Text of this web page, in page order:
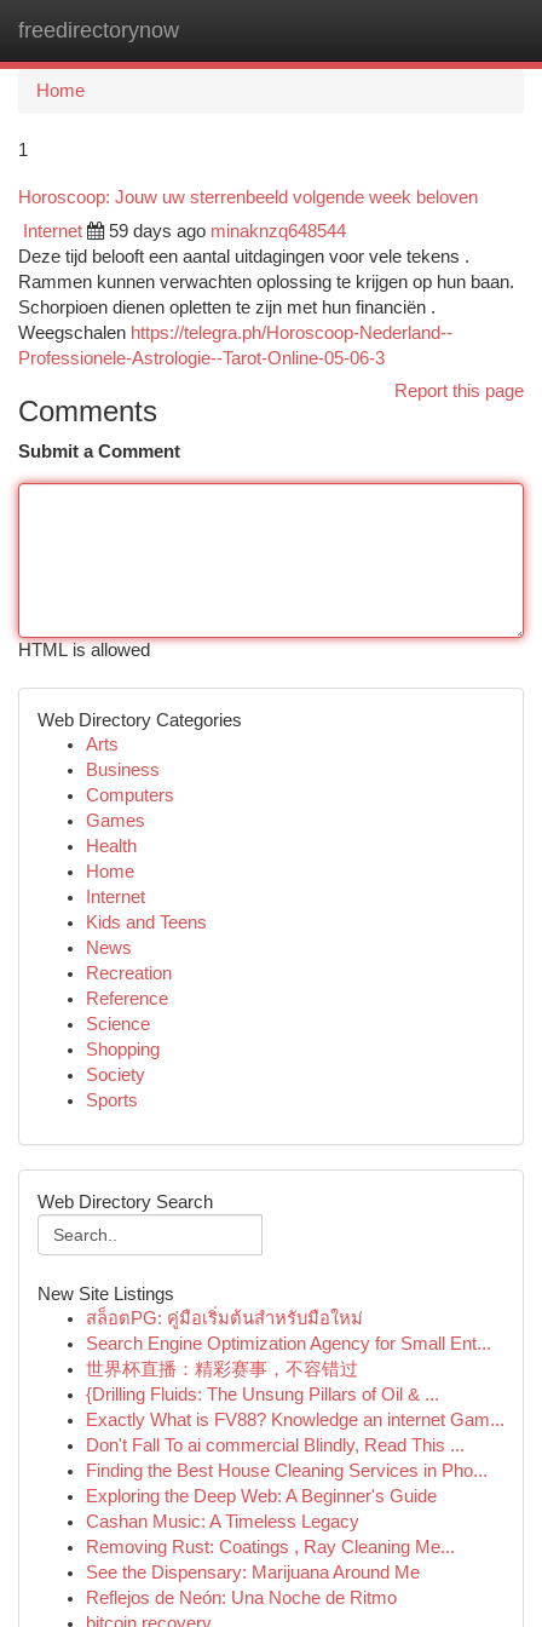
freedirectorynow
Home
1
Horoscoop: Jouw uw sterrenbeeld volgende week beloven
Internet 59 days ago minaknzq648544
Deze tijd belooft een aantal uitdagingen voor vele tekens .
Rammen kunnen verwachten oplossing te krijgen op hun baan.
Schorpioen dienen opletten te zijn met hun financiën .
Weegschalen https://telegra.ph/Horoscoop-Nederland--
Professionele-Astrologie--Tarot-Online-05-06-3
Report this page
Comments
Submit a Comment
HTML is allowed
Web Directory Categories
Arts
Business
Computers
Games
Health
Home
Internet
Kids and Teens
News
Recreation
Reference
Science
Shopping
Society
Sports
Web Directory Search
New Site Listings
สล็อตPG: คู่มือเริ่มต้นสำหรับมือใหม่
Search Engine Optimization Agency for Small Ent...
世界杯直播：精彩赛事，不容错过
{Drilling Fluids: The Unsung Pillars of Oil & ...
Exactly What is FV88? Knowledge an internet Gam...
Don't Fall To ai commercial Blindly, Read This ...
Finding the Best House Cleaning Services in Pho...
Exploring the Deep Web: A Beginner's Guide
Cashan Music: A Timeless Legacy
Removing Rust: Coatings , Ray Cleaning Me...
See the Dispensary: Marijuana Around Me
Reflejos de Neón: Una Noche de Ritmo